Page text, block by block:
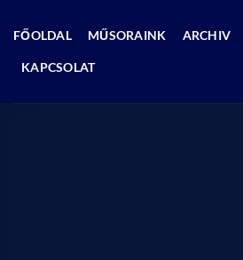
FŐOLDAL MŰSORAINK ARCHIV
KAPCSOLAT